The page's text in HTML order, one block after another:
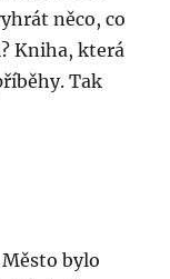
něco, co
Kniha, která
Tak
bylo